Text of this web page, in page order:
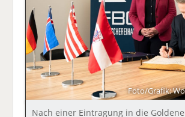
Foto/Grafik:
Nach einer Eintragung in die